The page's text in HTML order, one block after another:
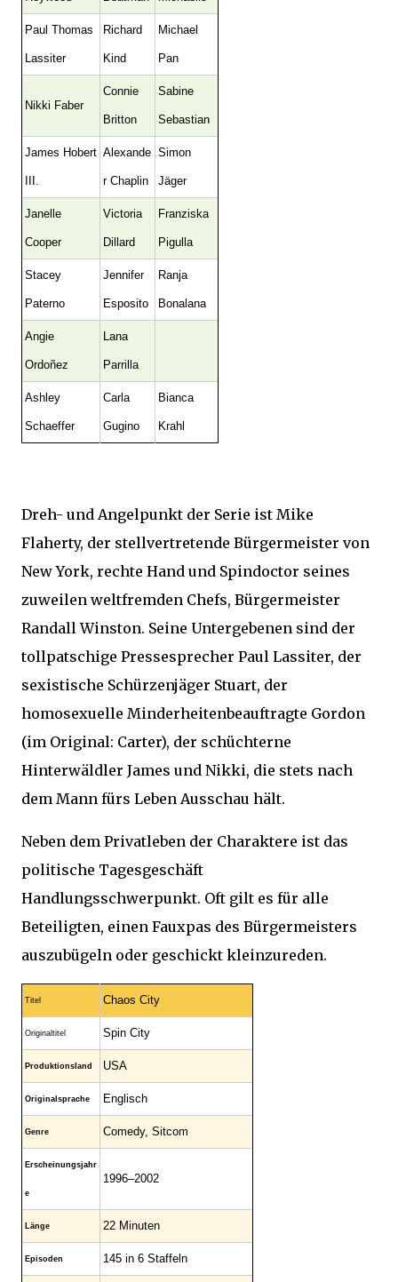
Paul Thomas
Lassiter
Richard
Kind
Michael
Pan
Nikki Faber
Connie
Britton
Sabine
Sebastian
James Hobert
III.
Alexande
r Chaplin
Simon
Jäger
Janelle
Cooper
Victoria
Dillard
Franziska
Pigulla
Stacey
Paterno
Jennifer
Esposito
Ranja
Bonalana
Angie
Ordoñez
Lana
Parrilla
Ashley
Schaeffer
Carla
Gugino
Bianca
Krahl
Dreh- und Angelpunkt der Serie ist Mike
Flaherty, der stellvertretende Bürgermeister von
New York, rechte Hand und Spindoctor seines
zuweilen weltfremden Chefs, Bürgermeister
Randall Winston. Seine Untergebenen sind der
tollpatschige Pressesprecher Paul Lassiter, der
sexistische Schürzenjäger Stuart, der
homosexuelle Minderheitenbeauftragte Gordon
(im Original: Carter), der schüchterne
Hinterwäldler James und Nikki, die stets nach
dem Mann fürs Leben Ausschau hält.
Neben dem Privatleben der Charaktere ist das
politische Tagesgeschäft
Handlungsschwerpunkt. Oft gilt es für alle
Beteiligten, einen Fauxpas des Bürgermeisters
auszubügeln oder geschickt kleinzureden.
Titel Chaos City
Originaltitel Spin City
Produktionsland USA
Originalsprache Englisch
Genre Comedy, Sitcom
Erscheinungsjahr
e
1996–2002
Länge 22 Minuten
Episoden 145 in 6 Staffeln